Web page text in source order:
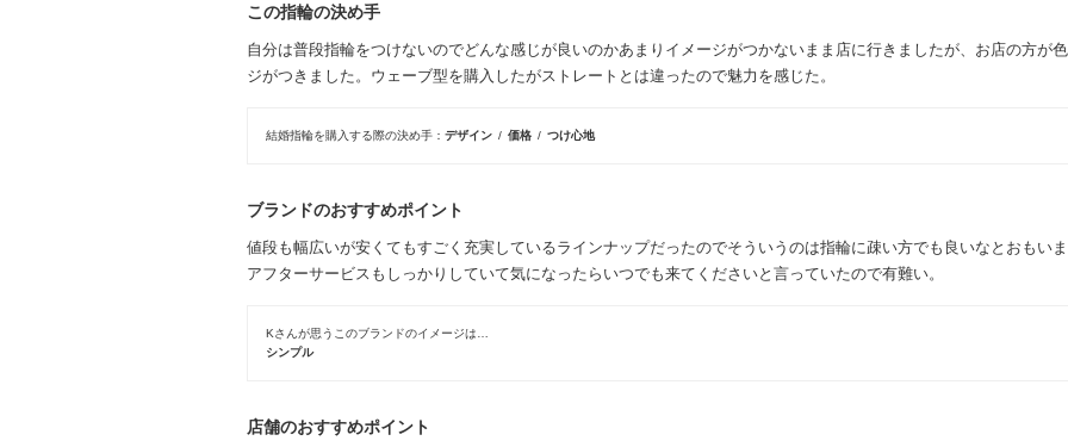
この指輪の決め手
自分は普段指輪をつけないのでどんな感じが良いのかあまりイメージがつかないまま店に行きましたが、お店の方が
ジがつきました。ウェーブ型を購入したがストレートとは違ったので魅力を感じた。
結婚指輪を購入する際の決め手 デザイン 価格 つけ心地
ブランドのおすすめポイント
値段も幅広いが安くてもすごく充実しているラインナップだったのでそういうのは指輪に疎い方でも良いなとおもいま
アフターサービスもしっかりしていて気になったらいつでも来てくださいと言っていたので有難い。
Kさんが思うこのブランドのイメージは…
シンプル
店舗のおすすめポイント